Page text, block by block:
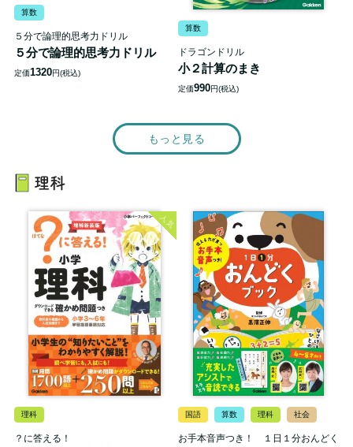
算数
５分で論理的思考力ドリル
５分で論理的思考力ドリル
定価1320円(税込)
算数
ドラゴンドリル
小２計算のまき
定価990円(税込)
もっと見る
理科
人気
理科
？に答える！
国語 算数 理科 社会
お手本音声つき！ １日１分おんどく